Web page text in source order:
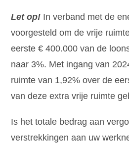
Let op! In verband met de
voorgesteld om de vrije
eerste € 400.000 van de
naar 3%. Met ingang van
ruimte van 1,92% over de
van deze extra vrije ruimte
Is het totale bedrag aan
verstrekkingen aan uw